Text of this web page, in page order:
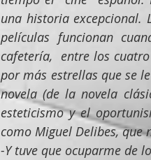
una historia excepcional.
películas funcionan
cafetería,  entre los
por más estrellas que se
novela (de la novela
esteticismo y el
como Miguel Delibes, que
-Y tuve que ocuparme de